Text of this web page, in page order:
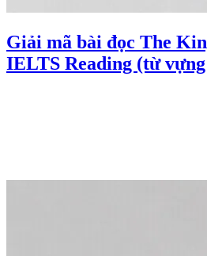
Giải mã bài đọc The
IELTS Reading (từ